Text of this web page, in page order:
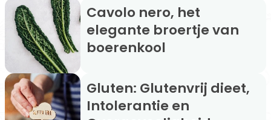
Cavolo nero, het
elegante broertje van
boerenkool
Gluten: Glutenvrij dieet,
Intolerantie en